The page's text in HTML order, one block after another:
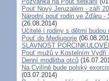
Pouť Nový Jeruzalém - září
Národní pouť rodin ve Žďáru
(26.08.2014)
Učitelé i rodiny s dětmi
Pouť do Medjugorje
SLAVNOST
Pouť mužů v Kostelním Vydří
Denní modlitba otců
Na Cvilíně bude polský
(03.07.2014)